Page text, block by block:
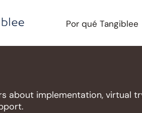
Por qué Tangiblee
about implementation, virtual